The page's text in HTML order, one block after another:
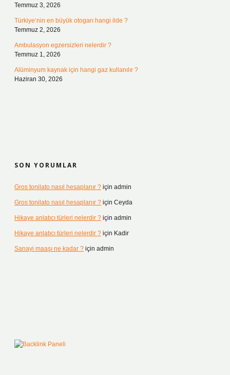
Temmuz 3, 2026
Türkiye’nin en büyük otogarı hangi ilde ?
Temmuz 2, 2026
Ambulasyon egzersizleri nelerdir ?
Temmuz 1, 2026
Alüminyum kaynak için hangi gaz kullanılır ?
Haziran 30, 2026
SON YORUMLAR
Gros tonilato nasıl hesaplanır ? için admin
Gros tonilato nasıl hesaplanır ? için Ceyda
Hikaye anlatıcı türleri nelerdir ? için admin
Hikaye anlatıcı türleri nelerdir ? için Kadir
Sanayi maaşı ne kadar ? için admin